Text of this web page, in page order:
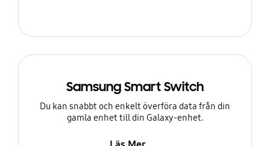
Samsung Smart Switch
Du kan snabbt och enkelt överföra data från din
gamla enhet till din Galaxy-enhet.